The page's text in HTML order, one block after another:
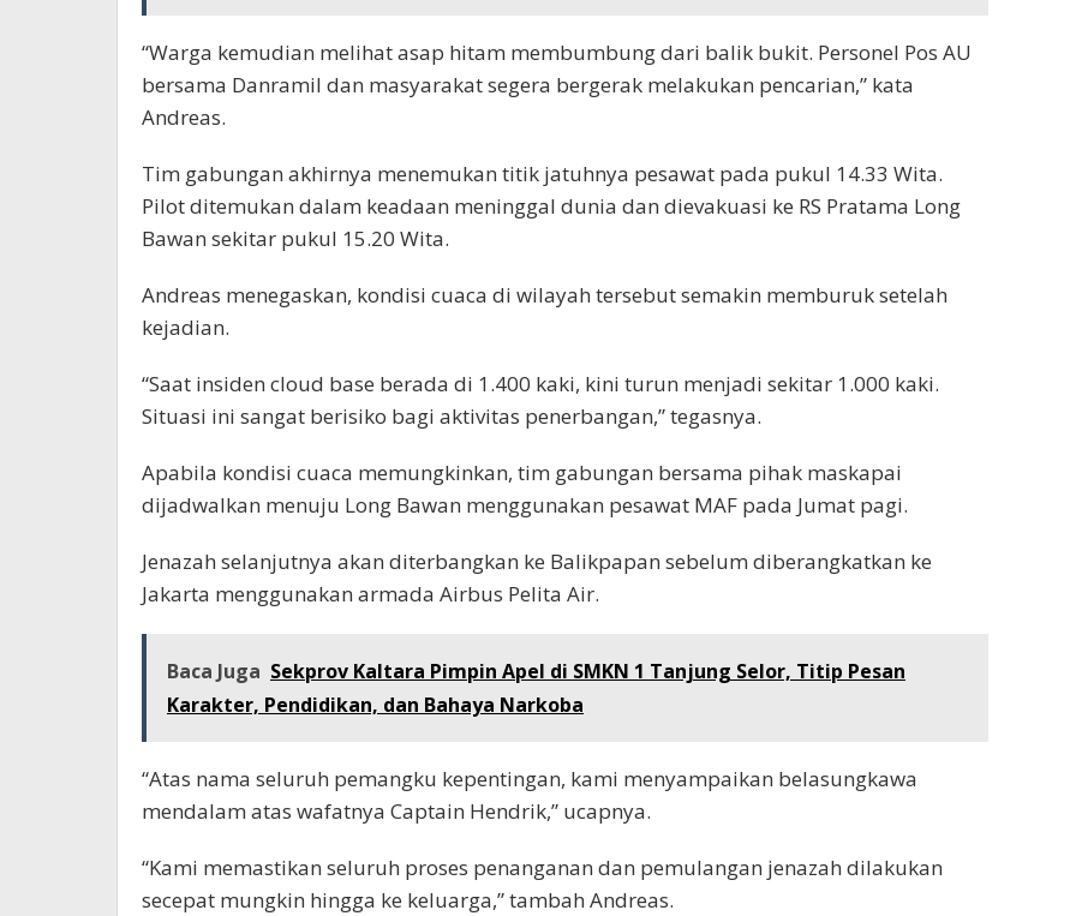
“Warga kemudian melihat asap hitam membumbung dari balik bukit. Personel Pos AU
bersama Danramil dan masyarakat segera bergerak melakukan pencarian,” kata
Andreas.
Tim gabungan akhirnya menemukan titik jatuhnya pesawat pada pukul 14.33 Wita.
Pilot ditemukan dalam keadaan meninggal dunia dan dievakuasi ke RS Pratama Long
Bawan sekitar pukul 15.20 Wita.
Andreas menegaskan, kondisi cuaca di wilayah tersebut semakin memburuk setelah
kejadian.
“Saat insiden cloud base berada di 1.400 kaki, kini turun menjadi sekitar 1.000 kaki.
Situasi ini sangat berisiko bagi aktivitas penerbangan,” tegasnya.
Apabila kondisi cuaca memungkinkan, tim gabungan bersama pihak maskapai
dijadwalkan menuju Long Bawan menggunakan pesawat MAF pada Jumat pagi.
Jenazah selanjutnya akan diterbangkan ke Balikpapan sebelum diberangkatkan ke
Jakarta menggunakan armada Airbus Pelita Air.
Baca Juga Sekprov Kaltara Pimpin Apel di SMKN 1 Tanjung Selor, Titip Pesan
Karakter, Pendidikan, dan Bahaya Narkoba
“Atas nama seluruh pemangku kepentingan, kami menyampaikan belasungkawa
mendalam atas wafatnya Captain Hendrik,” ucapnya.
“Kami memastikan seluruh proses penanganan dan pemulangan jenazah dilakukan
secepat mungkin hingga ke keluarga,” tambah Andreas.